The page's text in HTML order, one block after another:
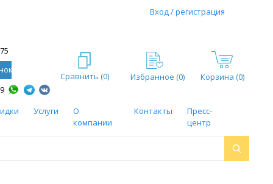
Вход / регистрация
Сравнить (0) Избранное (0) Корзина (0)
Услуги
О
компании
Контакты
Пресс-
центр